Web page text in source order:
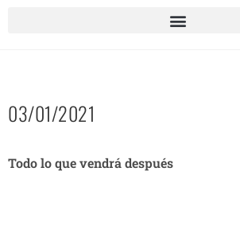
03/01/2021
Todo lo que vendrá después